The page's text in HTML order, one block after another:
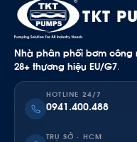
TKT
Nhà phân phối bơm công
28+ thương hiệu EU/G7.
HOTLINE 24/7
0941.400.488
TRỤ SỞ · HCM